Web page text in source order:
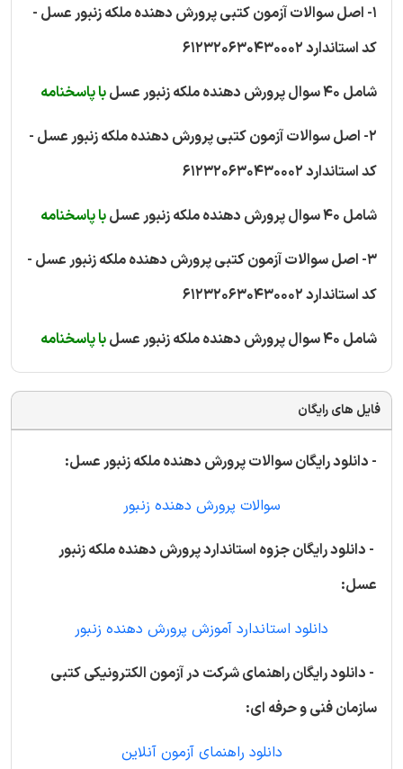
1- اصل سوالات آزمون کتبی پرورش دهنده ملکه زنبور عسل -
کد استاندارد 612320630430002
شامل 40 سوال پرورش دهنده ملکه زنبور عسل با پاسخنامه
2- اصل سوالات آزمون کتبی پرورش دهنده ملکه زنبور عسل -
کد استاندارد 612320630430002
شامل 40 سوال پرورش دهنده ملکه زنبور عسل با پاسخنامه
3- اصل سوالات آزمون کتبی پرورش دهنده ملکه زنبور عسل -
کد استاندارد 612320630430002
شامل 40 سوال پرورش دهنده ملکه زنبور عسل با پاسخنامه
فایل های رایگان
- دانلود رایگان سوالات پرورش دهنده ملکه زنبور عسل:
سوالات پرورش دهنده زنبور
- دانلود رایگان جزوه استاندارد پرورش دهنده ملکه زنبور
عسل:
دانلود استاندارد آموزش پرورش دهنده زنبور
- دانلود رایگان راهنمای شرکت در آزمون الکترونیکی کتبی
سازمان فنی و حرفه ای:
دانلود راهنمای آزمون آنلاین